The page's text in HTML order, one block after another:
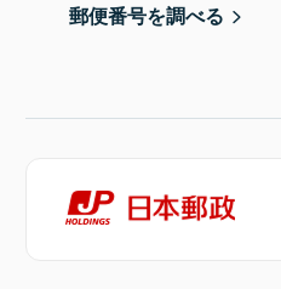
郵便番号を調べる